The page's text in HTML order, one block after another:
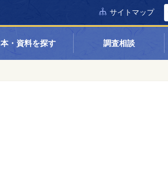
サイトマップ
本・資料を探す 調査相談